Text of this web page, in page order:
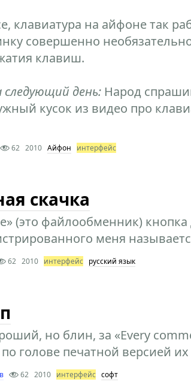
клавиатура на айфоне так
совершенно
клавиш.
следующий день:Народ
кусок из видео про
62 2010 Айфон интерфейс
скачка
(это файлообменник) кнопка
меня
62 2010 интерфейс русский язык
но блин, за «Every
голове печатной версией
62 2010 интерфейс софт